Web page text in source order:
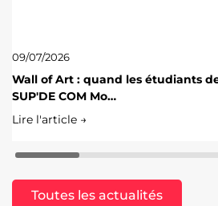
09/07/2026
Wall of Art : quand les étudiants
SUP'DE COM Mo…
Lire l'article →
Toutes les actualités